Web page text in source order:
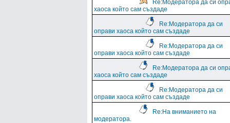
Re:Модератора да си
хаоса който сам създаде
Re:Модератора да си
оправи хаоса който сам създаде
Re:Модератора да си
оправи хаоса който сам създаде
Re:Модератора да си
хаоса който сам създаде
Re:Модератора да си
оправи хаоса който сам създаде
Re:На вниманието на
модератора.